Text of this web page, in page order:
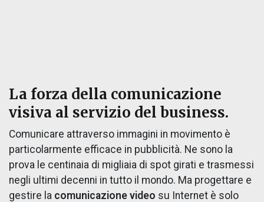
La forza della comunicazione
visiva al servizio del business.
Comunicare attraverso immagini in movimento è
particolarmente efficace in pubblicità. Ne sono la
prova le centinaia di migliaia di spot girati e trasmessi
negli ultimi decenni in tutto il mondo. Ma progettare e
gestire la comunicazione video su Internet è solo